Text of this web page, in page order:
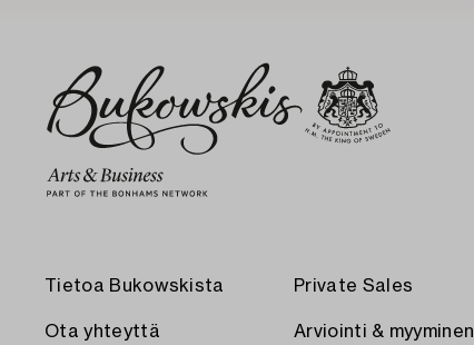
Tietoa Bukowskista
Ota yhteyttä
Private Sales
Arviointi & myyminen